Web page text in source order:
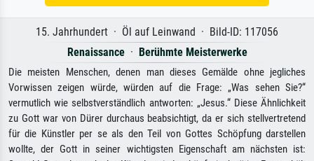
15. Jahrhundert · Öl auf Leinwand · Bild-ID: 117056
Renaissance· Berühmte Meisterwerke
Die meisten Menschen, denen man dieses Gemälde ohne jegliches
Vorwissen zeigen würde, würden auf die Frage: „Was sehen Sie?“
vermutlich wie selbstverständlich antworten: „Jesus.“ Diese Ähnlichkeit
zu Gott war von Dürer durchaus beabsichtigt, da er sich stellvertretend
für die Künstler per se als den Teil von Gottes Schöpfung darstellen
wollte, der Gott in seiner wichtigsten Eigenschaft am nächsten ist: